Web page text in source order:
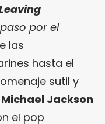
por el
las
hasta el
sutil y
Michael Jackson
el pop